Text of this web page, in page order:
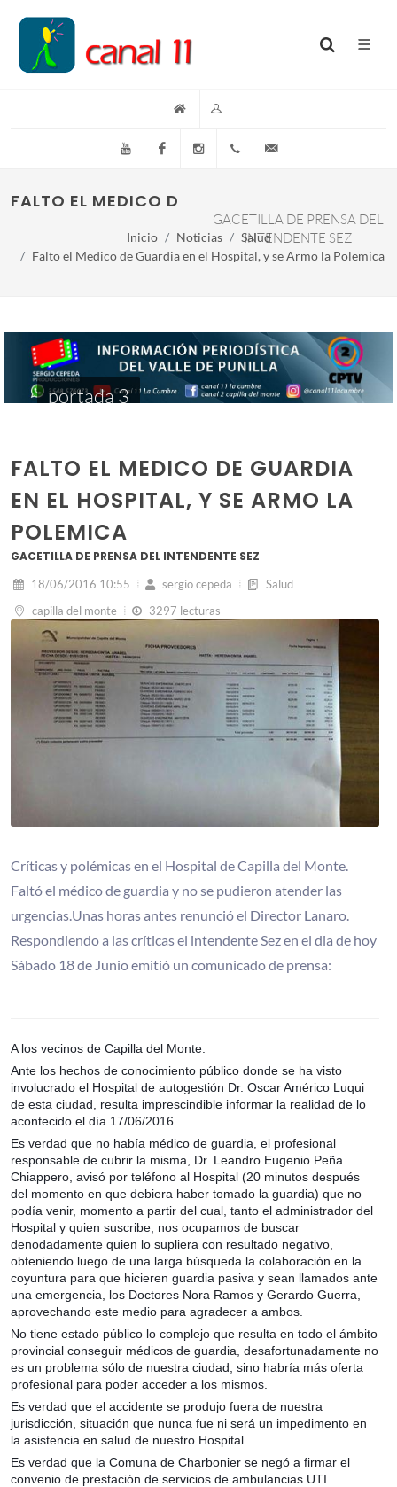
YouTube FacebookInstagram(+54)(9)3548-576073
FALTO EL MEDICO DE GUARDIA EN EL
GACETILLA DE PRENSA DEL
INTENDENTE SEZ
Inicio Noticias
Salud
Falto el Medico de Guardia en el Hospital, y se Armo la Polemica
portada 3
FALTO EL MEDICO DE GUARDIA
EN EL HOSPITAL, Y SE ARMO LA
POLEMICA
GACETILLA DE PRENSA DEL INTENDENTE SEZ
18/06/2016 10:55 sergio cepeda
Salud
capilla del monte
3297 lecturas
Críticas y polémicas en el Hospital de Capilla del Monte.
Faltó el médico de guardia y no se pudieron atender las
urgencias.Unas horas antes renunció el Director Lanaro.
Respondiendo a las críticas el intendente Sez en el dia de hoy
Sábado 18 de Junio emitió un comunicado de prensa:
A los vecinos de Capilla del Monte:
Ante los hechos de conocimiento público donde se ha visto
involucrado el Hospital de autogestión Dr. Oscar Américo Luqui
de esta ciudad, resulta imprescindible informar la realidad de lo
acontecido el día 17/06/2016.
Es verdad que no había médico de guardia, el profesional
responsable de cubrir la misma, Dr. Leandro Eugenio Peña
Chiappero, avisó por teléfono al Hospital (20 minutos después
del momento en que debiera haber tomado la guardia) que no
podía venir, momento a partir del cual, tanto el administrador del
Hospital y quien suscribe, nos ocupamos de buscar
denodadamente quien lo supliera con resultado negativo,
obteniendo luego de una larga búsqueda la colaboración en la
coyuntura para que hicieren guardia pasiva y sean llamados ante
una emergencia, los Doctores Nora Ramos y Gerardo Guerra,
aprovechando este medio para agradecer a ambos.
No tiene estado público lo complejo que resulta en todo el ámbito
provincial conseguir médicos de guardia, desafortunadamente no
es un problema sólo de nuestra ciudad, sino habría más oferta
profesional para poder acceder a los mismos.
Es verdad que el accidente se produjo fuera de nuestra
jurisdicción, situación que nunca fue ni será un impedimento en
la asistencia en salud de nuestro Hospital.
Es verdad que la Comuna de Charbonier se negó a firmar el
convenio de prestación de servicios de ambulancias UTI